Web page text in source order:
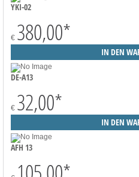
YKI-02
€ 380,00*
DE-A13
€ 32,00*
AFH 13